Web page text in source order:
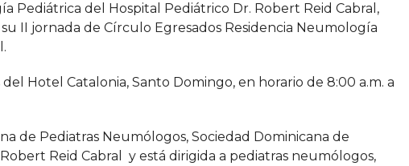
Pediátrica del Hospital Pediátrico Dr. Robert Reid Cabral,
II jornada de Círculo Egresados Residencia Neumología
Hotel Catalonia, Santo Domingo, en horario de 8:00 a.m. a
de Pediatras Neumólogos, Sociedad Dominicana de
Reid Cabral y está dirigida a pediatras neumólogos,